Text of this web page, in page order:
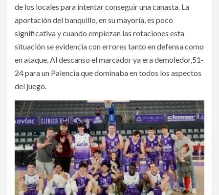
de los locales para intentar conseguir una canasta. La
aportación del banquillo, en su mayoría, es poco
significativa y cuando empiezan las rotaciones esta
situación se evidencia con errores tanto en defensa como
en ataque. Al descanso el marcador ya era demoledor,51-
24 para un Palencia que dominaba en todos los aspectos
del juego.